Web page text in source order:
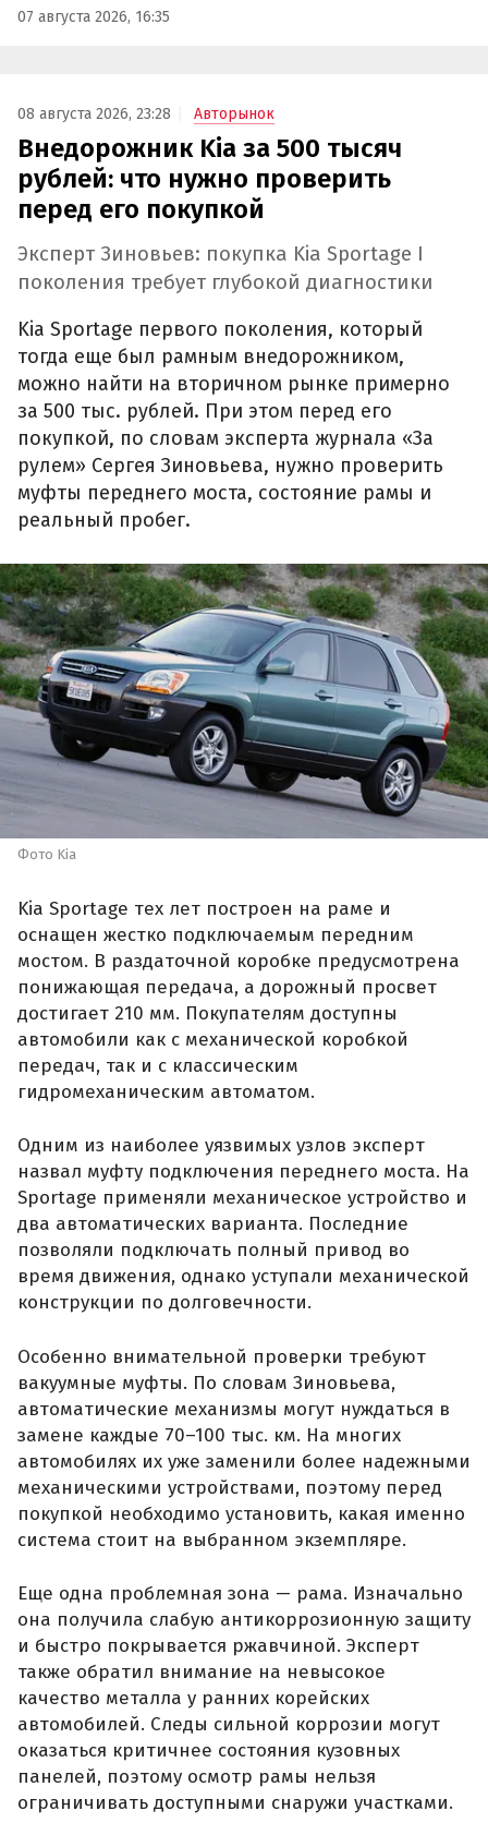
07 августа 2026, 16:35
08 августа 2026, 23:28 Авторынок
Внедорожник Kia за 500 тысяч
рублей: что нужно проверить
перед его покупкой
Эксперт Зиновьев: покупка Kia Sportage I
поколения требует глубокой диагностики
Kia Sportage первого поколения, который
тогда еще был рамным внедорожником,
можно найти на вторичном рынке примерно
за 500 тыс. рублей. При этом перед его
покупкой, по словам эксперта журнала «За
рулем» Сергея Зиновьева, нужно проверить
муфты переднего моста, состояние рамы и
реальный пробег.
Фото Kia
Kia Sportage тех лет построен на раме и
оснащен жестко подключаемым передним
мостом. В раздаточной коробке предусмотрена
понижающая передача, а дорожный просвет
достигает 210 мм. Покупателям доступны
автомобили как с механической коробкой
передач, так и с классическим
гидромеханическим автоматом.
Одним из наиболее уязвимых узлов эксперт
назвал муфту подключения переднего моста. На
Sportage применяли механическое устройство и
два автоматических варианта. Последние
позволяли подключать полный привод во
время движения, однако уступали механической
конструкции по долговечности.
Особенно внимательной проверки требуют
вакуумные муфты. По словам Зиновьева,
автоматические механизмы могут нуждаться в
замене каждые 70–100 тыс. км. На многих
автомобилях их уже заменили более надежными
механическими устройствами, поэтому перед
покупкой необходимо установить, какая именно
система стоит на выбранном экземпляре.
Еще одна проблемная зона — рама. Изначально
она получила слабую антикоррозионную защиту
и быстро покрывается ржавчиной. Эксперт
также обратил внимание на невысокое
качество металла у ранних корейских
автомобилей. Следы сильной коррозии могут
оказаться критичнее состояния кузовных
панелей, поэтому осмотр рамы нельзя
ограничивать доступными снаружи участками.